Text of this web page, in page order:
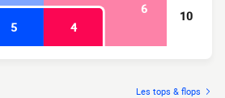
6
5
4
10
Les tops & flops